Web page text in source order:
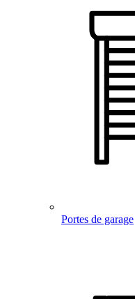
Portes de garage